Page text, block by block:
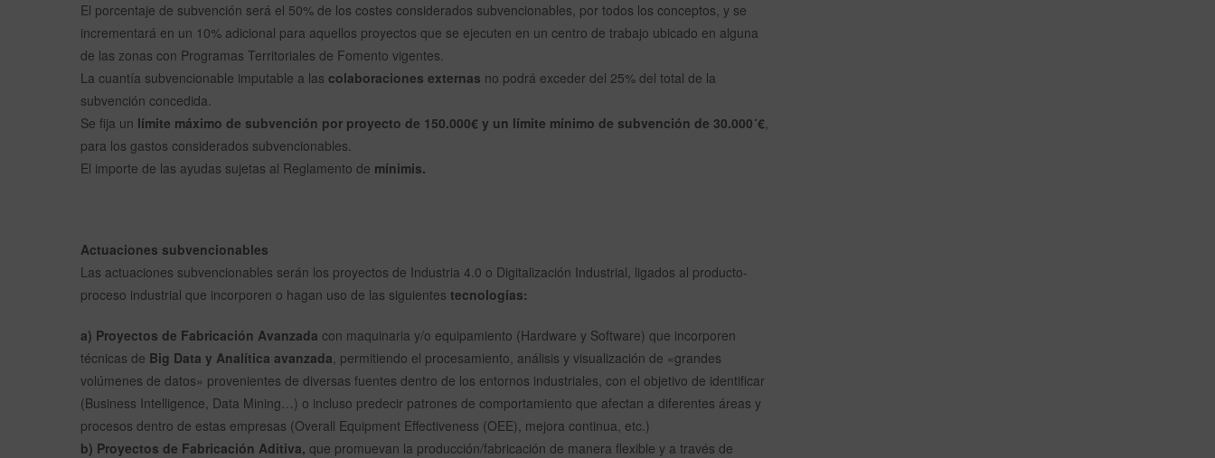
El porcentaje de subvención será el 50% de los costes considerados subvencionables, por todos los conceptos, y se
incrementará en un 10% adicional para aquellos proyectos que se ejecuten en un centro de trabajo ubicado en alguna
de las zonas con Programas Territoriales de Fomento vigentes.
La cuantía subvencionable imputable a las colaboraciones externas no podrá exceder del 25% del total de la
subvención concedida.
Se fija un límite máximo de subvención por proyecto de 150.000€ y un límite mínimo de subvención de 30.000´€,
para los gastos considerados subvencionables.
El importe de las ayudas sujetas al Reglamento de mínimis.
Actuaciones subvencionables
Las actuaciones subvencionables serán los proyectos de Industria 4.0 o Digitalización Industrial, ligados al producto-
proceso industrial que incorporen o hagan uso de las siguientes tecnologías:
a) Proyectos de Fabricación Avanzada con maquinaria y/o equipamiento (Hardware y Software) que incorporen
técnicas de Big Data y Analítica avanzada, permitiendo el procesamiento, análisis y visualización de «grandes
volúmenes de datos» provenientes de diversas fuentes dentro de los entornos industriales, con el objetivo de identificar
(Business Intelligence, Data Mining…) o incluso predecir patrones de comportamiento que afectan a diferentes áreas y
procesos dentro de estas empresas (Overall Equipment Effectiveness (OEE), mejora continua, etc.)
b) Proyectos de Fabricación Aditiva, que promuevan la producción/fabricación de manera flexible y a través de